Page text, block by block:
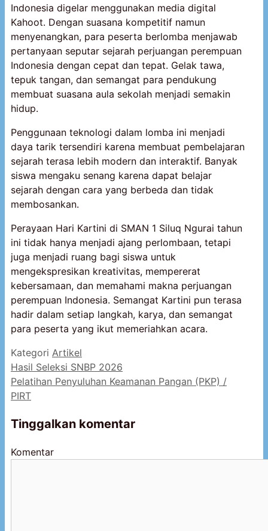
Indonesia digelar menggunakan media digital
Kahoot. Dengan suasana kompetitif namun
menyenangkan, para peserta berlomba menjawab
pertanyaan seputar sejarah perjuangan perempuan
Indonesia dengan cepat dan tepat. Gelak tawa,
tepuk tangan, dan semangat para pendukung
membuat suasana aula sekolah menjadi semakin
hidup.
Penggunaan teknologi dalam lomba ini menjadi
daya tarik tersendiri karena membuat pembelajaran
sejarah terasa lebih modern dan interaktif. Banyak
siswa mengaku senang karena dapat belajar
sejarah dengan cara yang berbeda dan tidak
membosankan.
Perayaan Hari Kartini di SMAN 1 Siluq Ngurai tahun
ini tidak hanya menjadi ajang perlombaan, tetapi
juga menjadi ruang bagi siswa untuk
mengekspresikan kreativitas, mempererat
kebersamaan, dan memahami makna perjuangan
perempuan Indonesia. Semangat Kartini pun terasa
hadir dalam setiap langkah, karya, dan semangat
para peserta yang ikut memeriahkan acara.
Kategori Artikel
Hasil Seleksi SNBP 2026
Pelatihan Penyuluhan Keamanan Pangan (PKP) /
PIRT
Tinggalkan komentar
Komentar